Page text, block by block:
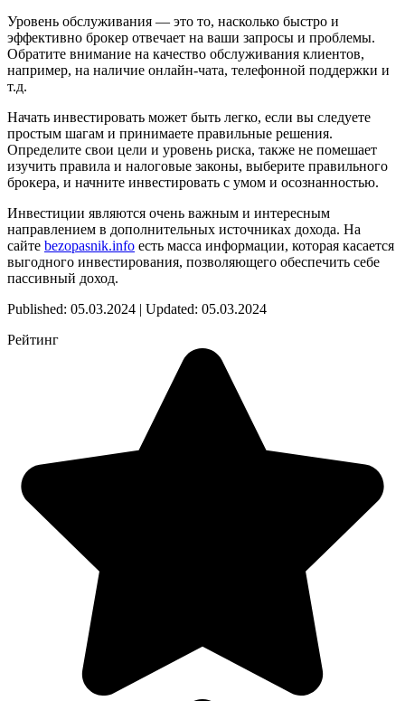
Уровень обслуживания — это то, насколько быстро и
эффективно брокер отвечает на ваши запросы и проблемы.
Обратите внимание на качество обслуживания клиентов,
например, на наличие онлайн-чата, телефонной поддержки и
т.д.
Начать инвестировать может быть легко, если вы следуете
простым шагам и принимаете правильные решения.
Определите свои цели и уровень риска, также не помешает
изучить правила и налоговые законы, выберите правильного
брокера, и начните инвестировать с умом и осознанностью.
Инвестиции являются очень важным и интересным
направлением в дополнительных источниках дохода. На
сайте bezopasnik.info есть масса информации, которая касается
выгодного инвестирования, позволяющего обеспечить себе
пассивный доход.
Published: 05.03.2024 | Updated: 05.03.2024
Рейтинг